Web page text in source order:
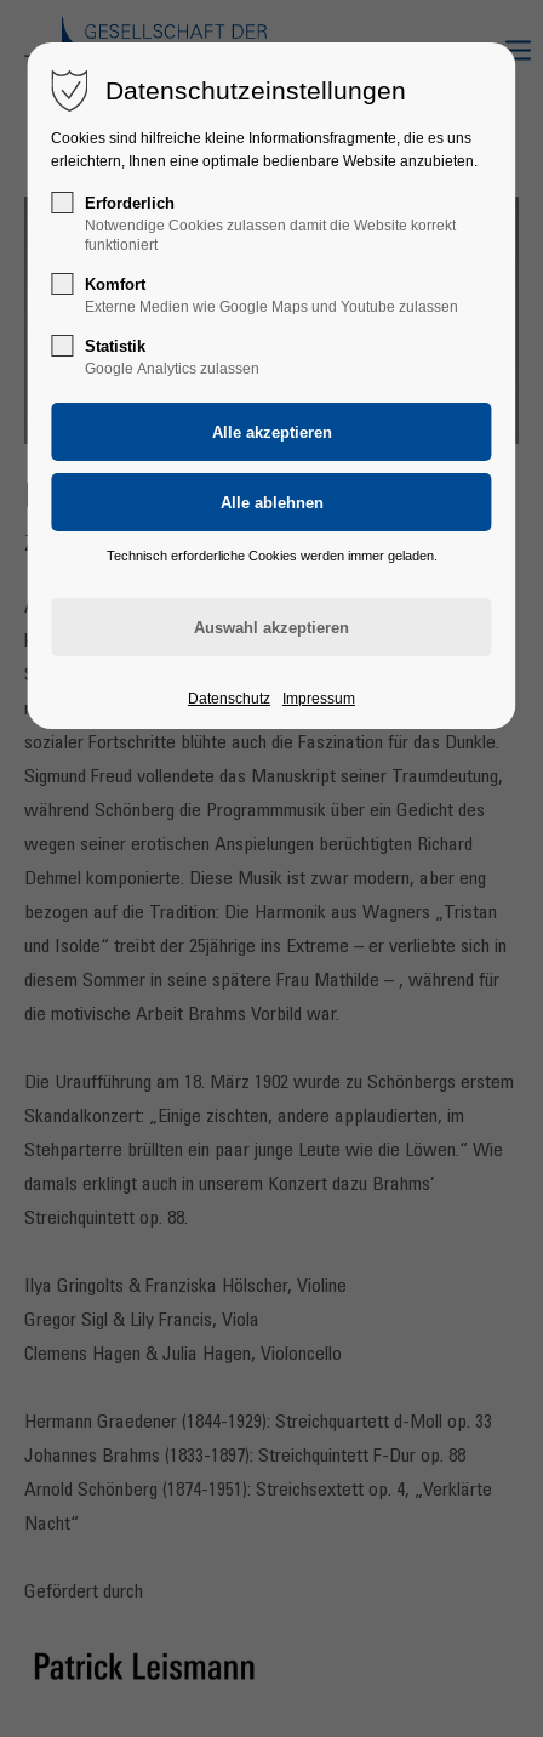
ILYA GRINGOLTS & FRIENDS
Zwischen Traum und Fortschritt
Als Arnold Schönberg im Jahr 1899 die „Verklärte Nacht“
komponierte, fuhren in Wien die ersten elektrischen
Straßenbahnen, und Frauen durften neuerdings sogar an der
medizinischen Fakultät studieren. In dieser Ära technischer und
sozialer Fortschritte blühte auch die Faszination für das Dunkle.
Sigmund Freud vollendete das Manuskript seiner Traumdeutung,
während Schönberg die Programmmusik über ein Gedicht des
wegen seiner erotischen Anspielungen berüchtigten Richard
Dehmel komponierte. Diese Musik ist zwar modern, aber eng
bezogen auf die Tradition: Die Harmonik aus Wagners „Tristan
und Isolde“ treibt der 25jährige ins Extreme – er verliebte sich in
diesem Sommer in seine spätere Frau Mathilde – , während für
die motivische Arbeit Brahms Vorbild war.
Die Uraufführung am 18. März 1902 wurde zu Schönbergs erstem
Skandalkonzert: „Einige zischten, andere applaudierten, im
Stehparterre brüllten ein paar junge Leute wie die Löwen.“ Wie
damals erklingt auch in unserem Konzert dazu Brahms’
Streichquintett op. 88.
Ilya Gringolts & Franziska Hölscher, Violine
Gregor Sigl & Lily Francis, Viola
Clemens Hagen & Julia Hagen, Violoncello
Hermann Graedener (1844-1929): Streichquartett d-Moll op. 33
Johannes Brahms (1833-1897): Streichquintett F-Dur op. 88
Arnold Schönberg (1874-1951): Streichsextett op. 4, „Verklärte
Nacht“
Gefördert durch
Datenschutzeinstellungen
Cookies sind hilfreiche kleine Informationsfragmente, die es uns
erleichtern, Ihnen eine optimale bedienbare Website anzubieten.
Erforderlich
Notwendige Cookies zulassen damit die Website korrekt
funktioniert
Komfort
Externe Medien wie Google Maps und Youtube zulassen
Statistik
Google Analytics zulassen
Technisch erforderliche Cookies werden immer geladen.
Datenschutz Impressum